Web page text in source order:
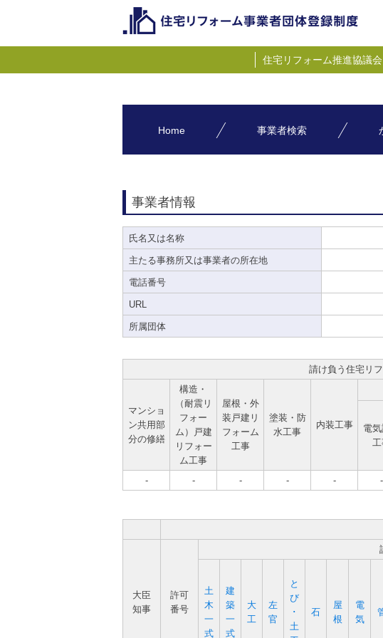
住宅リフォーム推進協議会
Home 事業者検索
事業者情報
氏名又は名称
主たる事務所又は事業者の所在地
電話番号
URL
所属団体
請け負う住宅リ
マンショ
ン共用部
分の修繕
構造・
（耐震リ
フォー
ム）戸建
リフォー
ム工事
屋根・外
装戸建リ
フォーム
工事
塗装・防
水工事
内装工事
電
- - - - - -
大臣
知事
許可
番号
土
木
一
式
建
築
一
式
大
工
左
官
と
び
･
土
石
屋
根
電
気